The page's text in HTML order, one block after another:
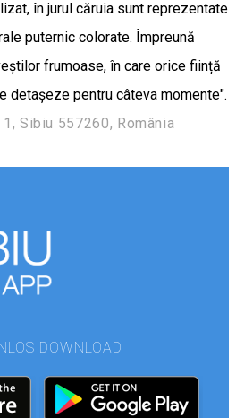
în jurul căruia sunt reprezentate
puternic colorate. Împreună
frumoase, în care orice ființă
detașeze pentru câteva momente".
Sibiu 557260, România
DOWNLOAD